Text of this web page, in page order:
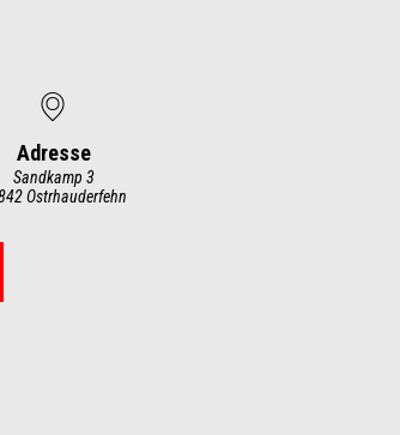
Adresse
Sandkamp 3
Ostrhauderfehn